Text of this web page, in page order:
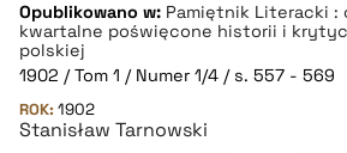
CZYSTY TEKST
Opublikowano w: Pamiętnik Literacki :
kwartalne poświęcone historii i
polskiej
1902 / Tom 1 / Numer 1/4 / s. 557 - 569
ROK: 1902
Stanisław Tarnowski